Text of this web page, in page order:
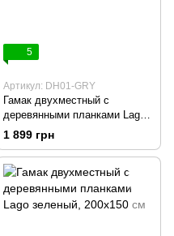
5
Артикул: DH01-GRY
Гамак двухместный с
деревянными планками Lago
серый, 200х150 см
1 899 грн